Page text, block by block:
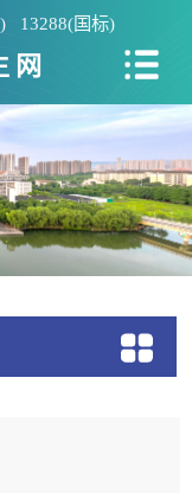
网
13288(国标)